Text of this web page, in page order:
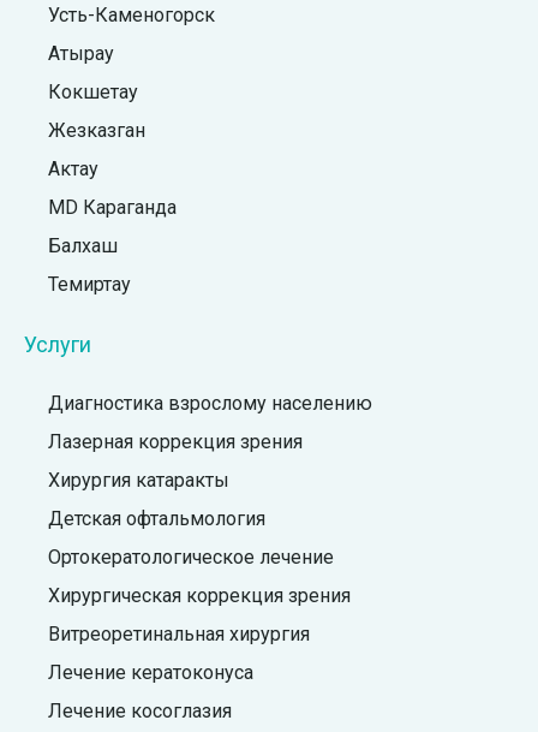
Усть-Каменогорск
Атырау
Кокшетау
Жезказган
Актау
MD Караганда
Балхаш
Темиртау
Услуги
Диагностика взрослому населению
Лазерная коррекция зрения
Хирургия катаракты
Детская офтальмология
Ортокератологическое лечение
Хирургическая коррекция зрения
Витреоретинальная хирургия
Лечение кератоконуса
Лечение косоглазия